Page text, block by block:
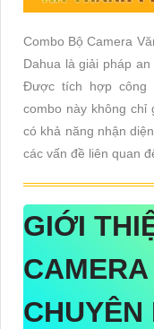
Combo Bộ Camera
Dahua là giải pháp
Được tích hợp công
combo này không chỉ
có khả năng nhận
các vấn đề liên quan
GIỚI
CHUYÊN